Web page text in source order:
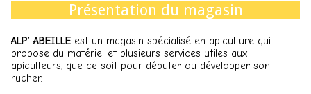
Présentation du magasin
ALP’ ABEILLE est un magasin spécialisé en apiculture qui
propose du matériel et plusieurs services utiles aux
apiculteurs, que ce soit pour débuter ou développer son
rucher.